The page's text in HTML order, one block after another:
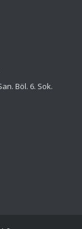
Böl. 6. Sok.